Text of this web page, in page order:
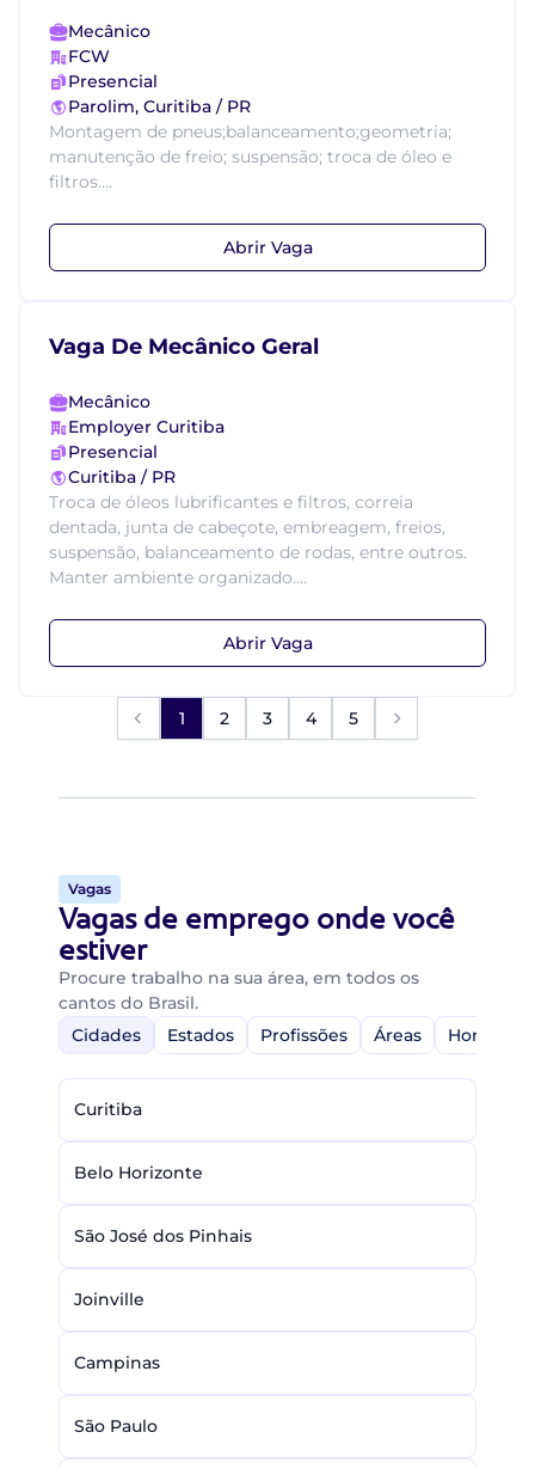
Mecânico
FCW
Presencial
Parolim, Curitiba / PR
Montagem de pneus;balanceamento;geometria;
manutenção de freio; suspensão; troca de óleo e
filtros....
Abrir Vaga
Vaga De Mecânico Geral
Mecânico
Employer Curitiba
Presencial
Curitiba / PR
Troca de óleos lubrificantes e filtros, correia
dentada, junta de cabeçote, embreagem, freios,
suspensão, balanceamento de rodas, entre outros.
Manter ambiente organizado....
Abrir Vaga
1 2 3 4 5
Vagas
Vagas de emprego onde você
estiver
Procure trabalho na sua área, em todos os
cantos do Brasil.
Cidades
Estados Profissões Áreas Home-
Curitiba
Belo Horizonte
São José dos Pinhais
Joinville
Campinas
São Paulo